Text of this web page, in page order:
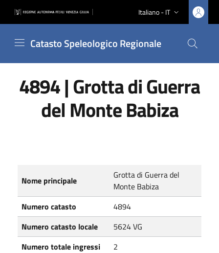
Lingua attiva:
Italiano - IT
Catasto Speleologico Regionale Cerca
4894 | Grotta di Guerra
del Monte Babiza
Nome principale
Grotta di Guerra del
Monte Babiza
Numero catasto
4894
Numero catasto locale
5624 VG
Numero totale ingressi
2